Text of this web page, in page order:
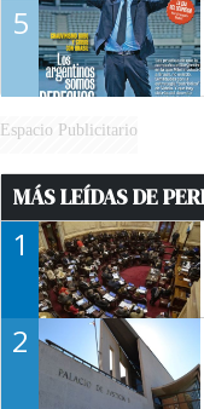
5
Espacio Publicitario
MÁS LEÍDAS DE
1
2